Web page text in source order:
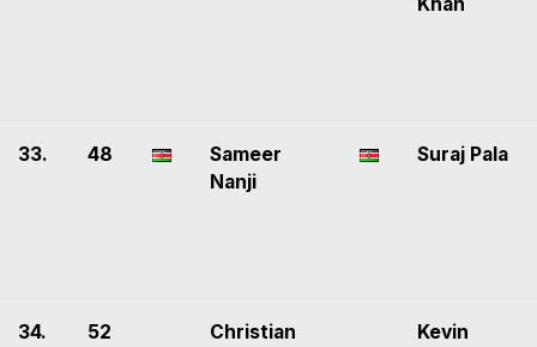
33. 48
Sameer
Nanji
Suraj Pala
34. 52
Christian
Kevin